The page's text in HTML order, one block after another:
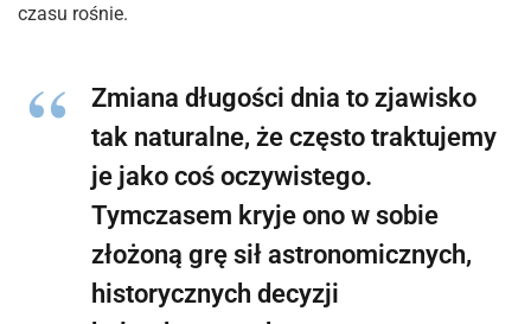
czasu rośnie.
Zmiana długości dnia to zjawisko
tak naturalne, że często traktujemy
je jako coś oczywistego.
Tymczasem kryje ono w sobie
złożoną grę sił astronomicznych,
historycznych decyzji